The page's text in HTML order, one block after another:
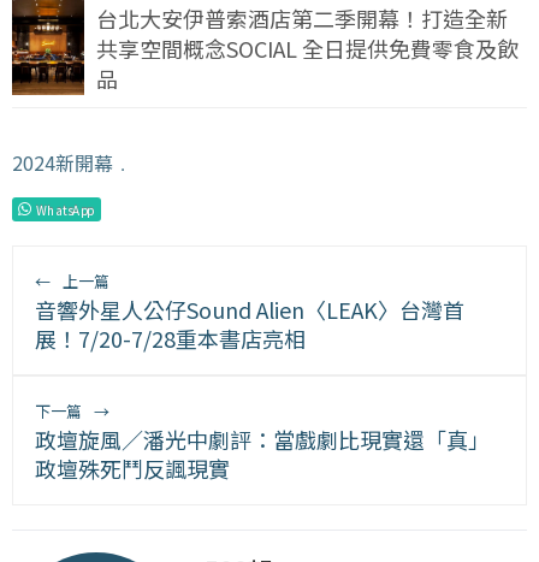
台北大安伊普索酒店第二季開幕！打造全新
共享空間概念SOCIAL 全日提供免費零食及飲
品
2024新開幕 ﹒
WhatsApp
← 上一篇
音響外星人公仔Sound Alien〈LEAK〉台灣首
展！7/20-7/28重本書店亮相
下一篇 →
政壇旋風／潘光中劇評：當戲劇比現實還「真」
政壇殊死鬥反諷現實